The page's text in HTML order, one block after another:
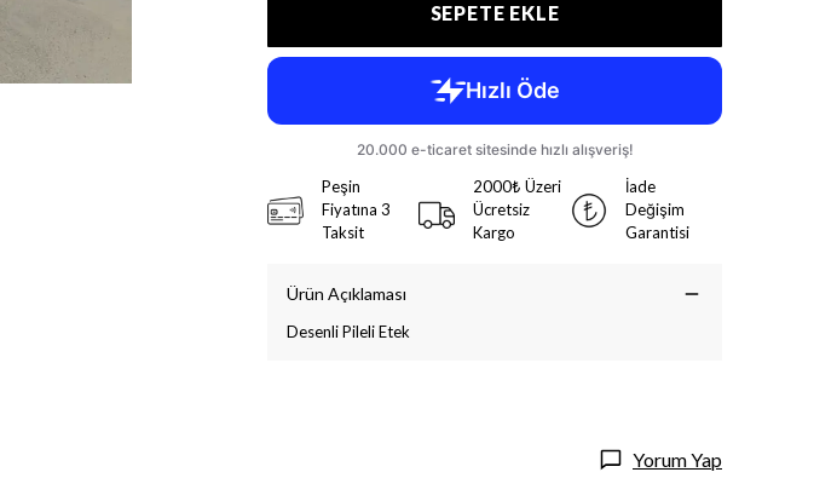
SEPETE EKLE
Peşin
Fiyatına 3
Taksit
2000₺ Üzeri
Ücretsiz
Kargo
İade
Değişim
Garantisi
Ürün Açıklaması
Desenli Pileli Etek
Yorum Yap